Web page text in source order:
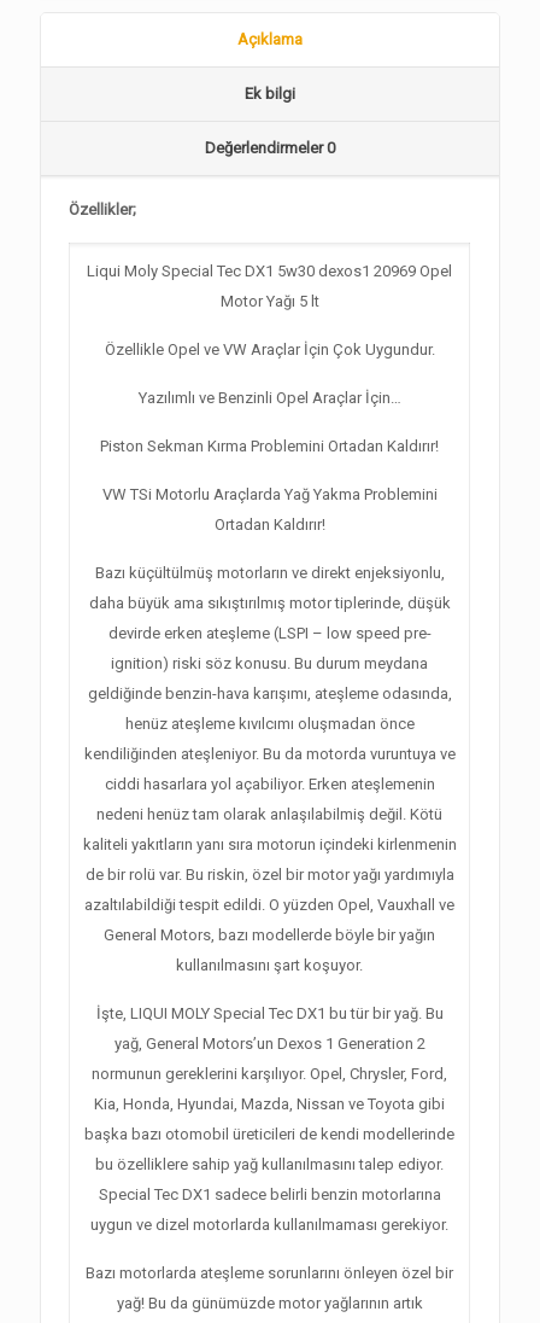
Açıklama
Ek bilgi
Değerlendirmeler0
Özellikler;
Liqui Moly Special Tec DX1 5w30 dexos1 20969 Opel
Motor Yağı 5 lt
Özellikle Opel ve VW Araçlar İçin Çok Uygundur.
Yazılımlı ve Benzinli Opel Araçlar İçin…
Piston Sekman Kırma Problemini Ortadan Kaldırır!
VW TSi Motorlu Araçlarda Yağ Yakma Problemini
Ortadan Kaldırır!
Bazı küçültülmüş motorların ve direkt enjeksiyonlu,
daha büyük ama sıkıştırılmış motor tiplerinde, düşük
devirde erken ateşleme (LSPI – low speed pre-
ignition) riski söz konusu. Bu durum meydana
geldiğinde benzin-hava karışımı, ateşleme odasında,
henüz ateşleme kıvılcımı oluşmadan önce
kendiliğinden ateşleniyor. Bu da motorda vuruntuya ve
ciddi hasarlara yol açabiliyor. Erken ateşlemenin
nedeni henüz tam olarak anlaşılabilmiş değil. Kötü
kaliteli yakıtların yanı sıra motorun içindeki kirlenmenin
de bir rolü var. Bu riskin, özel bir motor yağı yardımıyla
azaltılabildiği tespit edildi. O yüzden Opel, Vauxhall ve
General Motors, bazı modellerde böyle bir yağın
kullanılmasını şart koşuyor.
İşte, LIQUI MOLY Special Tec DX1 bu tür bir yağ. Bu
yağ, General Motors’un Dexos 1 Generation 2
normunun gereklerini karşılıyor. Opel, Chrysler, Ford,
Kia, Honda, Hyundai, Mazda, Nissan ve Toyota gibi
başka bazı otomobil üreticileri de kendi modellerinde
bu özelliklere sahip yağ kullanılmasını talep ediyor.
Special Tec DX1 sadece belirli benzin motorlarına
uygun ve dizel motorlarda kullanılmaması gerekiyor.
Bazı motorlarda ateşleme sorunlarını önleyen özel bir
yağ! Bu da günümüzde motor yağlarının artık